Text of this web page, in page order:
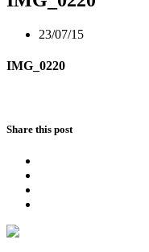
23/07/15
IMG_0220
Share this post